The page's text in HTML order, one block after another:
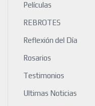
Películas
REBROTES
Reflexión del Día
Rosarios
Testimonios
Ultimas Noticias